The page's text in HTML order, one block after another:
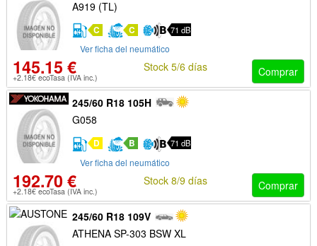
A919 (TL)
C C 71 dB
Ver ficha del neumático
145.15 €
+2.18€ ecoTasa (IVA inc.) Comprar
Stock 5/6 días
245/60 R18 105H
G058
D B 71 dB
Ver ficha del neumático
192.70 €
+2.18€ ecoTasa (IVA inc.) Comprar
Stock 8/9 días
245/60 R18 109V
ATHENA SP-303 BSW XL